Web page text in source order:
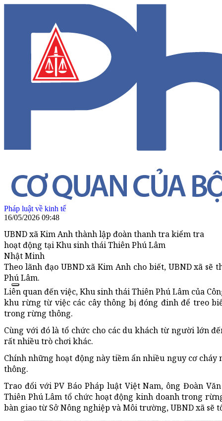
Pháp luật về kinh tế
16/05/2026 09:48
UBND xã Kim Anh thành lập đoàn thanh tra kiểm tra
hoạt động tại Khu sinh thái Thiên Phú Lâm
Nhật Minh
Theo lãnh đạo UBND xã Kim Anh cho biết, UBND xã
Phú Lâm.
Liên quan đến việc, Khu sinh thái Thiên Phú Lâm của
khu rừng từ việc các cây thông bị đóng đinh để treo
trong rừng thông.
Cùng với đó là tổ chức cho các du khách từ người lớn
rất nhiều trò chơi khác.
Chính những hoạt động này tiềm ẩn nhiều nguy cơ
thông.
Trao đổi với PV Báo Pháp luật Việt Nam, ông Đoàn
Thiên Phú Lâm tổ chức hoạt động kinh doanh trong
bàn giao từ Sở Nông nghiệp và Môi trường, UBND xã sẽ